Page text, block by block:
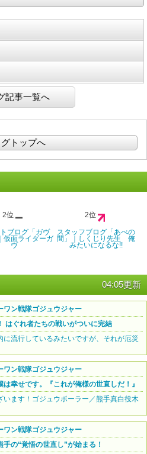
記事一覧へ
トップへ
2位
ブログ「ガヴ
仮面ライダーガ
ヴ
2位
スタッフブログ「あべの
間」｜しくじり先生 俺
みたいになるな!!
04:05更新
ワン戦隊ゴジュウジャー
はぐれ者たちの戦いがついに完結
に流行しているみたいですが、それが厄災
ワン戦隊ゴジュウジャー
幸せです。『これが俺様の世直しだ！』
います！ゴジュウポーラー／熊手真白役木
ワン戦隊ゴジュウジャー
の“覚悟の世直し”が始まる！